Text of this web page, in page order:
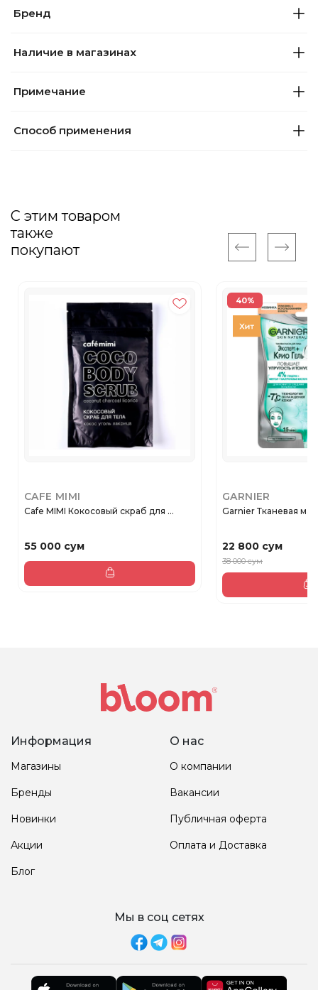
Бренд
Наличие в магазинах
Примечание
Способ применения
С этим товаром
также
покупают
CAFE MIMI
Cafe MIMI Кокосовый скраб для ...
55 000 сум
40%
GARNIER
Garnier Тканевая
22 800 сум
38 000 сум
Информация
Магазины
Бренды
Новинки
Акции
Блог
О нас
О компании
Вакансии
Публичная оферта
Оплата и Доставка
Мы в соц сетях